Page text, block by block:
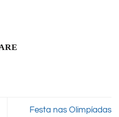
Festa nas Olimpíadas